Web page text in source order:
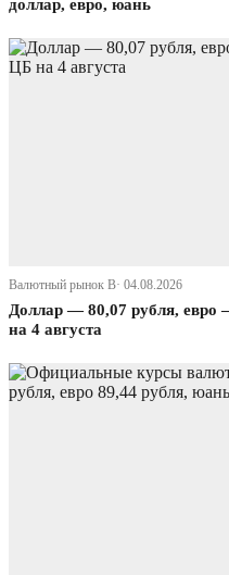
доллар, евро, юань
Валютный рынок В· 04.08.2026
Доллар — 80,07 рубля,
на 4 августа